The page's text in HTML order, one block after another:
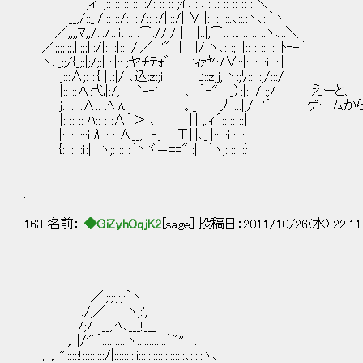
,ィ´,:: :: :: :: ::/: :: :: ;ｲ､:::､:: .: :: :: :: ::＼
__,/::_:/::; ::/:: ::/:: :/|:::/| ∨:|:: :: ::.､::.:ヽ､::｀ヽ
／;;;;ﾏ;;/:.:/:::ｉ: :: :⌒://:/ | |::|;⌒:: ::.ｉ:: :: ::ヽ､::＼
／;;;;;;;,|;;;;|::/|: ::|:: :/:／__'" | _|/_ヽ､: :; :|:: : :: :: :ﾄ‐-｀
ヽ､_;;/{_;;|;/;;| ::|:: ;ヤﾁﾃｫ゛ 'ｨｧﾔ:7∨::|: :: ::ｉ: ::|
ｊ:::∧;: ::{ |:.:|/ ､込:z:;i ﾋ::z;ｊ, ヽ:;ﾘ::: :;/:::/
|:: ::∧:弋|;/, `-‐' ､ ｀‐" ._）:|: :/|:;/ えーと、
ｊ:: :: :∧:: :ﾍλ 。_ 丿::::|;/ '´ ゲームから出ても
|: :: :: ﾊ:: : :∧｀＞ ､ __ |:| ,.ィ´::ｉ:: ::|
|:: :: :::ｉλ:: : ∧__,.-‐ｊ. Τ|:|､_.|:: ::ｉ.: ::|
{:: :: :ｉ:| ヽ;: :: :｀ヽヾ＝=="|:| ｀ヽ;:!:: ::}
163 名前： ◆GiZyhOqjK2 [sage] 投稿日：2011/10/26(水)
／:;:;:;:;:｀ヽ.
./;／ ヽ;:',
/;/ __,.ﾍ､___!___
,. |/'"´::::|:::::ヽ::::::::::::｀"'' ､
,. ,. ''::::::!:::::::::/|:::::::::i:::::::::::::::::::､:::::ヽ､